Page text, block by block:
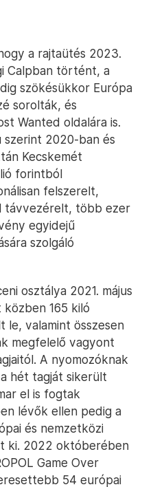
a rajtaütés 2023.
Calpban történt, a
szökésükkor Európa
sorolták, és
Wanted oldalára is.
szerint 2020-ban és
Kecskemét
forintból
felszerelt,
távvezérelt, több ezer
egyidejű
szolgáló
osztálya 2021. május
közben 165 kiló
le, valamint összesen
megfelelő vagyont
A nyomozóknak
hét tagját sikerült
el is fogtak
lévők ellen pedig a
és nemzetközi
ki. 2022 októberében
Game Over
54 európai